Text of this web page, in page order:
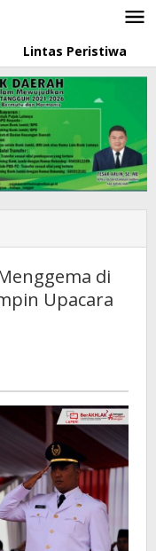
Lintas Peristiwa
di
Upacara